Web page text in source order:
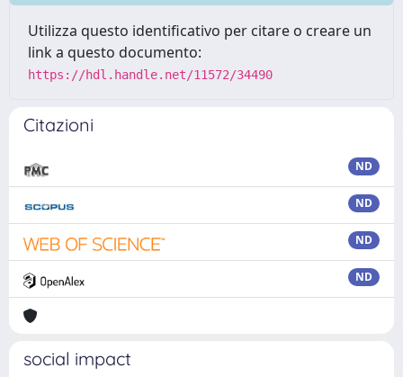
Utilizza questo identificativo per citare o creare un
link a questo documento:
https://hdl.handle.net/11572/34490
Citazioni
ND
ND
ND
ND
social impact